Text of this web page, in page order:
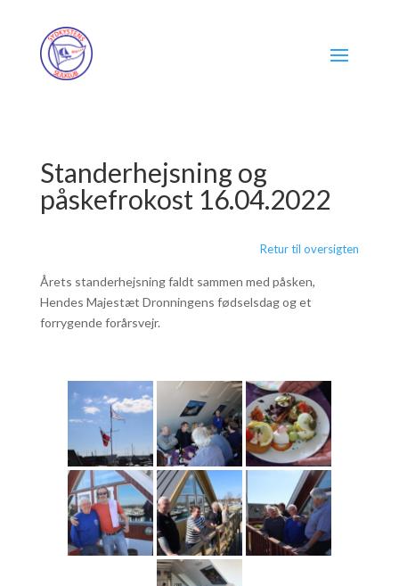
Standerhejsning og
påskefrokost 16.04.2022
Retur til oversigten
Årets standerhejsning faldt sammen med påsken,
Hendes Majestæt Dronningens fødselsdag og et
forrygende forårsvejr.